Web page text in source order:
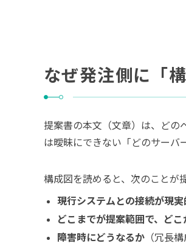
なぜ発注側に「
提案書の本文（文章）は、どの
は曖昧にできない「どのサーバ
構成図を読めると、次のことが
現行システムとの接続が現実
どこまでが提案範囲で、ど
障害時にどうなるか （冗長